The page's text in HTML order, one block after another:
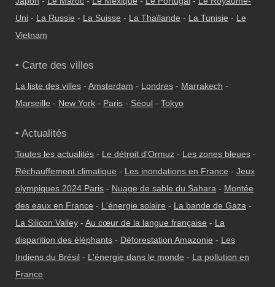
Uni - La Russie - La Suisse - La Thaïlande - La Tunisie - Le
Vietnam
• Carte des villes
La liste des villes - Amsterdam - Londres - Marrakech -
Marseille - New York - Paris - Séoul - Tokyo
• Actualités
Toutes les actualités - Le détroit d'Ormuz - Les zones bleues -
Réchauffement climatique - Les inondations en France - Jeux
olympiques 2024 Paris - Nuage de sable du Sahara - Montée
des eaux en France - L'énergie solaire - La bande de Gaza -
La Silicon Valley - Au cœur de la langue française - La
disparition des éléphants - Déforestation Amazonie - Les
Indiens du Brésil - L'énergie dans le monde - La pollution en
France